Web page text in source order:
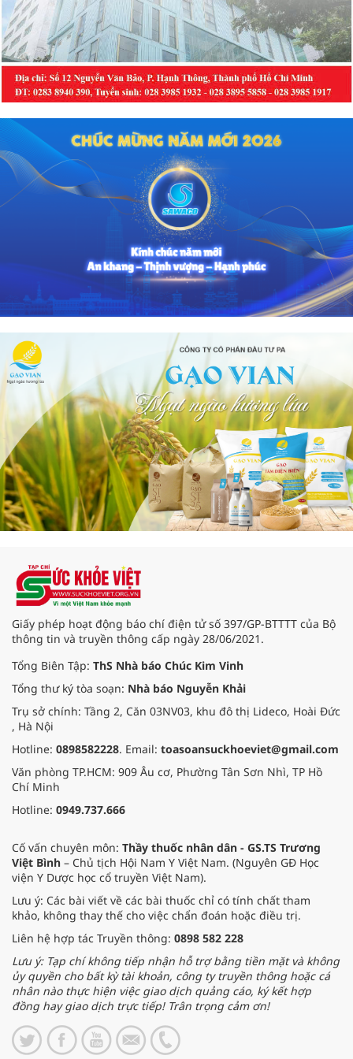
Giấy phép hoạt động báo chí điện tử số 397/GP-BTTTT của Bộ
thông tin và truyền thông cấp ngày 28/06/2021.
Tổng Biên Tập: ThS Nhà báo Chúc Kim Vinh
Tổng thư ký tòa soạn: Nhà báo Nguyễn Khải
Trụ sở chính: Tầng 2, Căn 03NV03, khu đô thị Lideco, Hoài Đức
, Hà Nội
Hotline: 0898582228. Email: toasoansuckhoeviet@gmail.com
Văn phòng TP.HCM: 909 Âu cơ, Phường Tân Sơn Nhì, TP Hồ
Chí Minh
Hotline: 0949.737.666
Cố vấn chuyên môn: Thầy thuốc nhân dân - GS.TS Trương
Việt Bình – Chủ tịch Hội Nam Y Việt Nam. (Nguyên GĐ Học
viện Y Dược học cổ truyền Việt Nam).
Lưu ý: Các bài viết về các bài thuốc chỉ có tính chất tham
khảo, không thay thế cho việc chẩn đoán hoặc điều trị.
Liên hệ hợp tác Truyền thông: 0898 582 228
Lưu ý: Tạp chí không tiếp nhận hỗ trợ bằng tiền mặt và không
ủy quyền cho bất kỳ tài khoản, công ty truyền thông hoặc cá
nhân nào thực hiện việc giao dịch quảng cáo, ký kết hợp
đồng hay giao dịch trực tiếp! Trân trọng cảm ơn!